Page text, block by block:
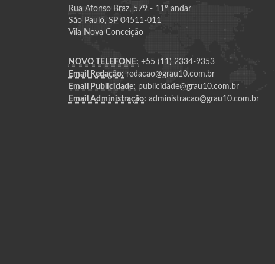
Rua Afonso Braz, 579 - 11º andar
São Paulo, SP 04511-011
Vila Nova Conceição
NOVO TELEFONE: +55 (11) 2334-9353
Email Redação: redacao@grau10.com.br
Email Publicidade: publicidade@grau10.com.br
Email Administração: administracao@grau10.com.br